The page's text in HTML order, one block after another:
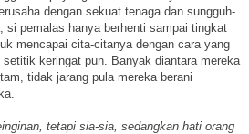
dengan sekuat tenaga dan sungguh-
si pemalas hanya berhenti sampai tingkat
mencapai cita-citanya dengan cara yang
keringat pun. Banyak diantara mereka
tidak jarang pula mereka berani
tetapi sia-sia, sedangkan hati orang